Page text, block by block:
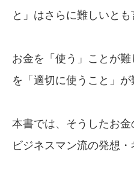
と」はさらに難しいとも
お金を「使う」ことが
を「適切に使うこと」が
本書では、そうしたお
ビジネスマン流の発想・